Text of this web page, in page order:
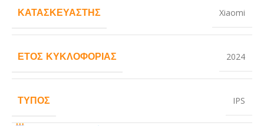
ΚΑΤΑΣΚΕΥΑΣΤΉΣ Xiaomi
ΈΤΟΣ ΚΥΚΛΟΦΟΡΊΑΣ 2024
ΤΎΠΟΣ IPS